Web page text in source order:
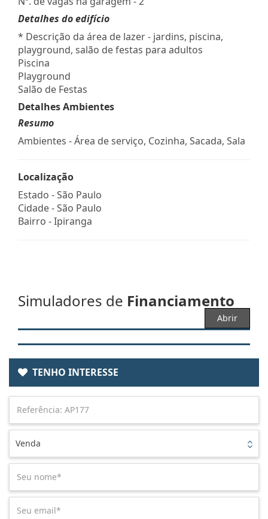
Detalhes do edifício
* Descrição da área de lazer - jardins, piscina,
playground, salão de festas para adultos
Piscina
Playground
Salão de Festas
Detalhes Ambientes
Resumo
Ambientes - Área de serviço, Cozinha, Sacada, Sala
Localização
Estado -São Paulo
Cidade -São Paulo
Bairro -Ipiranga
Simuladores de Financiamento
Abrir
TENHO INTERESSE
Venda